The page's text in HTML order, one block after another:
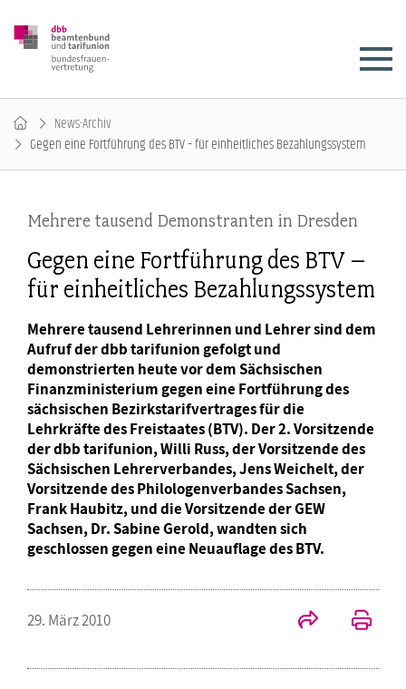
News-Archiv
Gegen eine Fortführung des BTV – für einheitliches Bezahlungssystem
Mehrere tausend Demonstranten in Dresden
Gegen eine Fortführung des BTV –
für einheitliches Bezahlungssystem
Mehrere tausend Lehrerinnen und Lehrer sind dem
Aufruf der dbb tarifunion gefolgt und
demonstrierten heute vor dem Sächsischen
Finanzministerium gegen eine Fortführung des
sächsischen Bezirkstarifvertrages für die
Lehrkräfte des Freistaates (BTV). Der 2. Vorsitzende
der dbb tarifunion, Willi Russ, der Vorsitzende des
Sächsischen Lehrerverbandes, Jens Weichelt, der
Vorsitzende des Philologenverbandes Sachsen,
Frank Haubitz, und die Vorsitzende der GEW
Sachsen, Dr. Sabine Gerold, wandten sich
geschlossen gegen eine Neuauflage des BTV.
29. März 2010